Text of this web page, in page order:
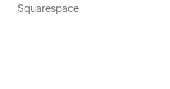
Squarespace